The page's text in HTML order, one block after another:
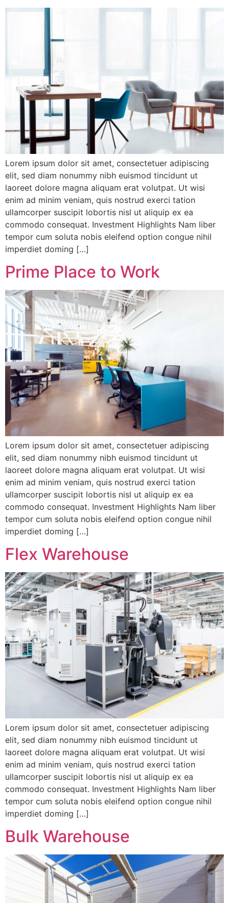
Lorem ipsum dolor sit amet, consectetuer adipiscing
elit, sed diam nonummy nibh euismod tincidunt ut
laoreet dolore magna aliquam erat volutpat. Ut wisi
enim ad minim veniam, quis nostrud exerci tation
ullamcorper suscipit lobortis nisl ut aliquip ex ea
commodo consequat. Investment Highlights Nam liber
tempor cum soluta nobis eleifend option congue nihil
imperdiet doming […]
Prime Place to Work
Lorem ipsum dolor sit amet, consectetuer adipiscing
elit, sed diam nonummy nibh euismod tincidunt ut
laoreet dolore magna aliquam erat volutpat. Ut wisi
enim ad minim veniam, quis nostrud exerci tation
ullamcorper suscipit lobortis nisl ut aliquip ex ea
commodo consequat. Investment Highlights Nam liber
tempor cum soluta nobis eleifend option congue nihil
imperdiet doming […]
Flex Warehouse
Lorem ipsum dolor sit amet, consectetuer adipiscing
elit, sed diam nonummy nibh euismod tincidunt ut
laoreet dolore magna aliquam erat volutpat. Ut wisi
enim ad minim veniam, quis nostrud exerci tation
ullamcorper suscipit lobortis nisl ut aliquip ex ea
commodo consequat. Investment Highlights Nam liber
tempor cum soluta nobis eleifend option congue nihil
imperdiet doming […]
Bulk Warehouse